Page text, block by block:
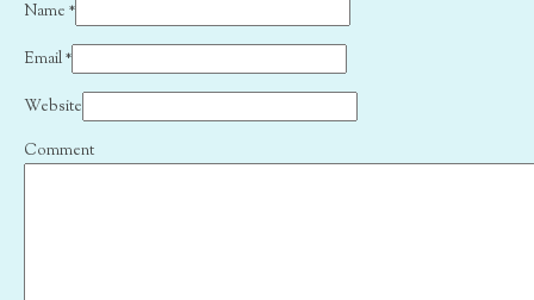
Name *
Email*
Website
Comment